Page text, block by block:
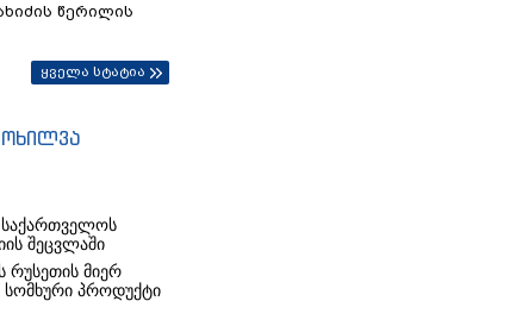
წერილის
ყველა სტატია
საქართველოს
შეცვლაში
რუსეთის მიერ
სომხური პროდუქტი